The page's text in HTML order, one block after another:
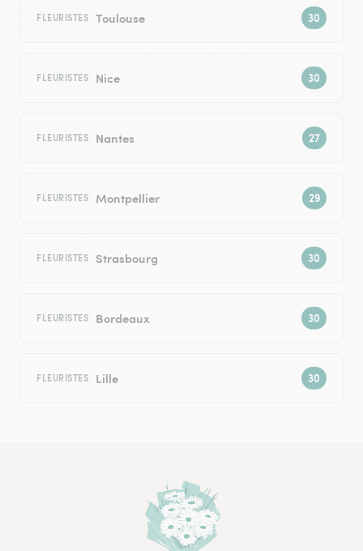
FLEURISTES Toulouse
FLEURISTES Nice
FLEURISTES Nantes
FLEURISTES Montpellier
FLEURISTES Strasbourg
FLEURISTES Bordeaux
FLEURISTES Lille